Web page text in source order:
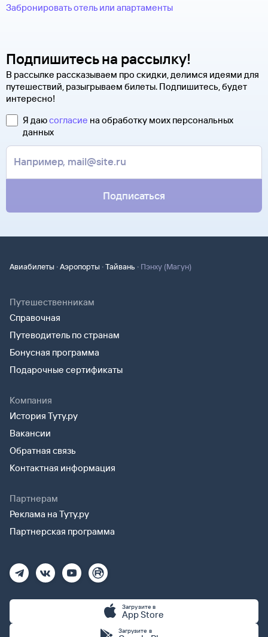
Забронировать отель или апартаменты
Подпишитесь на рассылку!
В рассылке рассказываем про скидки, делимся идеями для
путешествий, разыгрываем билеты. Подпишитесь, будет
интересно!
Я даюсогласие на обработку моих персональных
данных
Подписаться
Авиабилеты ·Аэропорты ·Тайвань · Пэнху (Магун)
Путешественникам
Справочная
Путеводитель по странам
Бонусная программа
Подарочные сертификаты
Компания
История Туту.ру
Вакансии
Обратная связь
Контактная информация
Партнерам
Реклама на Туту.ру
Партнерская программа
Загрузите в
App Store
Загрузите в